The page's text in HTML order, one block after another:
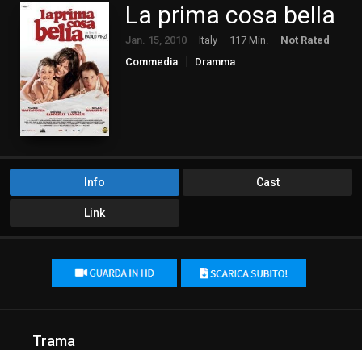
La prima cosa bella
Jan. 15, 2010 Italy 117 Min.
Not Rated
Commedia
Dramma
Info Cast
Link
Trama